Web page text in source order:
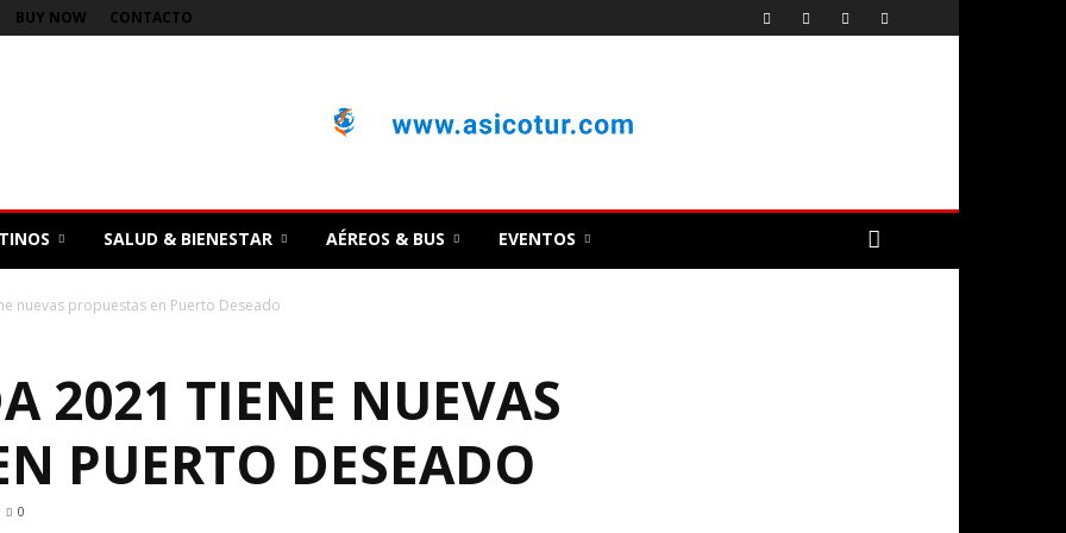
BUY NOW CONTACTO
SALUD & BIENESTAR AÉREOS & BUS EVENTOS
nuevas propuestas en Puerto Deseado
2021 TIENE NUEVAS
PUERTO DESEADO
0